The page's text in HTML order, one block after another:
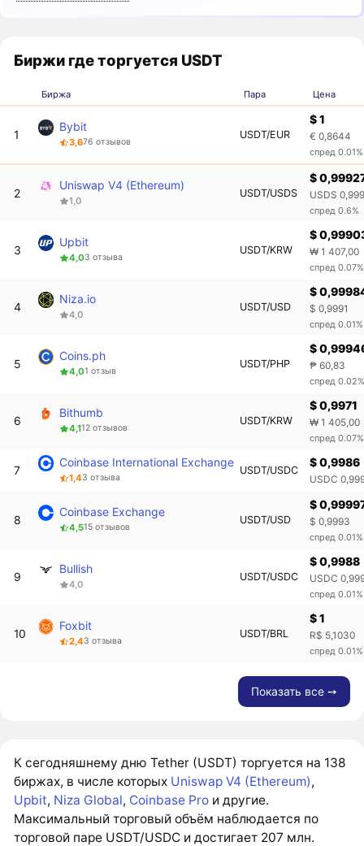
Биржи где торгуется USDT
Биржа Пара Цена
1
Bybit
3,676 отзывов
USDT/EUR
$ 1
€ 0,8644
спред 0.01%
2
Uniswap V4 (Ethereum)
1,0
USDT/USDS
$
USDS
спред 0.6%
3
Upbit
4,03 отзыва
USDT/KRW
$
₩ 1 407,00
спред 0.07%
4
Niza.io
4,0
USDT/USD
$
$ 0,9991
спред 0.01%
5
Coins.ph
4,01 отзыв
USDT/PHP
$
₱ 60,83
спред 0.02%
6
Bithumb
4,112 отзывов
USDT/KRW
$ 0,9971
₩ 1 405,00
спред 0.07%
7
Coinbase International Exchange
1,43 отзыва
USDT/USDC
$ 0,9986
USDC
8
Coinbase Exchange
4,515 отзывов
USDT/USD
$
$ 0,9993
спред 0.01%
9
Bullish
4,0
USDT/USDC
$ 0,9988
USDC
спред 0.01%
10
Foxbit
2,43 отзыва
USDT/BRL
$ 1
R$ 5,1030
спред 0.01%
Показать все ➙
К сегодняшнему дню Tether (USDT) торгуется на 138
биржах, в числе которых Uniswap V4 (Ethereum),
Upbit, Niza Global, Coinbase Pro и другие.
Максимальный торговый объём наблюдается по
торговой паре USDT/USDC и достигает 207 млн.